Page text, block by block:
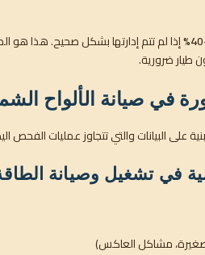
إذا لم تتم إدارتها بشكل صحيح. هذا هو
طيار ضرورية.
في صيانة الألواح
على البيانات والتي تتجاوز عمليات الفحص
في تشغيل وصيانة
مشاكل العاكس)